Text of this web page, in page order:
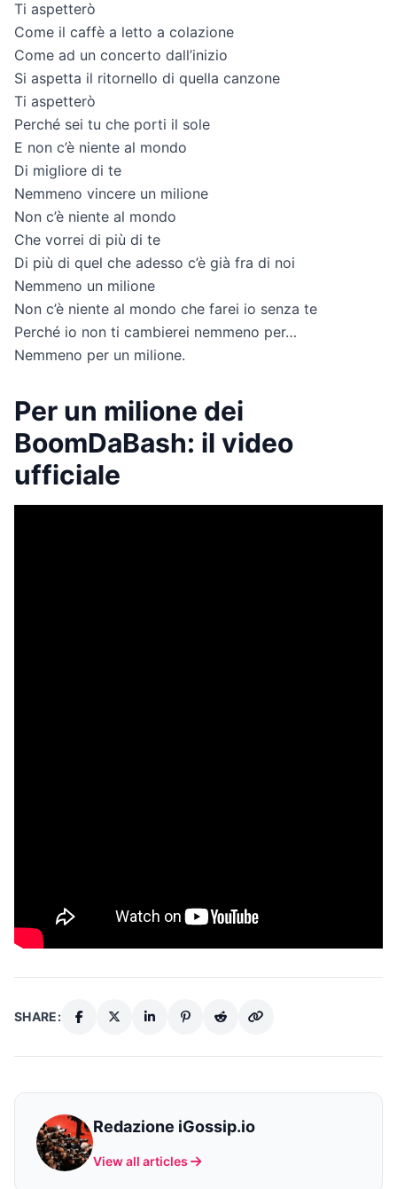
Ti aspetterò
Come il caffè a letto a colazione
Come ad un concerto dall’inizio
Si aspetta il ritornello di quella canzone
Ti aspetterò
Perché sei tu che porti il sole
E non c’è niente al mondo
Di migliore di te
Nemmeno vincere un milione
Non c’è niente al mondo
Che vorrei di più di te
Di più di quel che adesso c’è già fra di noi
Nemmeno un milione
Non c’è niente al mondo che farei io senza te
Perché io non ti cambierei nemmeno per…
Nemmeno per un milione.
Per un milione dei
BoomDaBash: il video
ufficiale
SHARE:
Redazione iGossip.io
View all articles